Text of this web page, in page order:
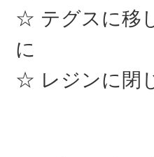
テグスに移
に
レジンに閉